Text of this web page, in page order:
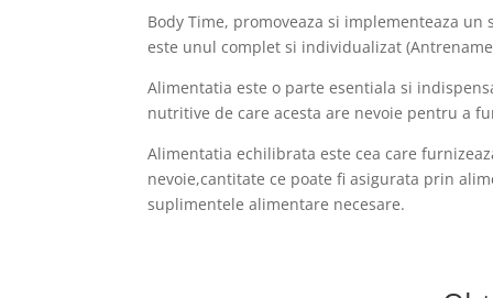
Body Time, promoveaza si implementeaza
este unul complet si individualizat
Alimentatia este o parte esentiala si
nutritive de care acesta are nevoie pentru a
Alimentatia echilibrata este cea care
nevoie,cantitate ce poate fi asigurata prin
suplimentele alimentare necesare.